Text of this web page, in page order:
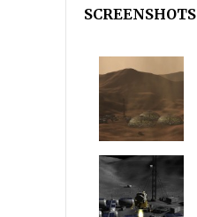
SCREENSHOTS